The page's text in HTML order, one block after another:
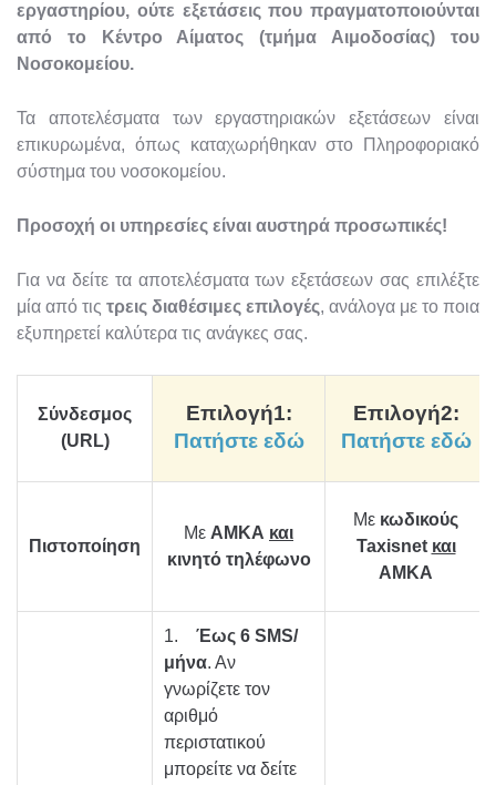
εργαστηρίου, ούτε εξετάσεις που πραγματοποιούνται
από το Κέντρο Αίματος (τμήμα Αιμοδοσίας) του
Νοσοκομείου.
Τα αποτελέσματα των εργαστηριακών εξετάσεων είναι
επικυρωμένα, όπως καταχωρήθηκαν στο Πληροφοριακό
σύστημα του νοσοκομείου.
Προσοχή οι υπηρεσίες είναι αυστηρά προσωπικές!
Για να δείτε τα αποτελέσματα των εξετάσεων σας επιλέξτε
μία από τις τρεις διαθέσιμες επιλογές, ανάλογα με το ποια
εξυπηρετεί καλύτερα τις ανάγκες σας.
Σύνδεσμος
(URL)
Επιλογή1:
Πατήστε εδώ
Επιλογή2:
Πατήστε εδώ
Πιστοποίηση
Με ΑΜΚΑ και
κινητό τηλέφωνο
Με κωδικούς
Taxisnet και
ΑΜΚΑ
1. Έως 6 SMS/
μήνα. Αν
γνωρίζετε τον
αριθμό
περιστατικού
μπορείτε να δείτε